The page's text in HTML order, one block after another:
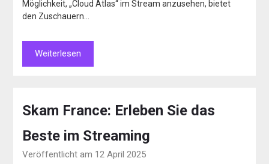
Möglichkeit, „Cloud Atlas“ im Stream anzusehen, bietet
den Zuschauern…
Weiterlesen
Skam France: Erleben Sie das
Beste im Streaming
Veröffentlicht am 12 April 2025